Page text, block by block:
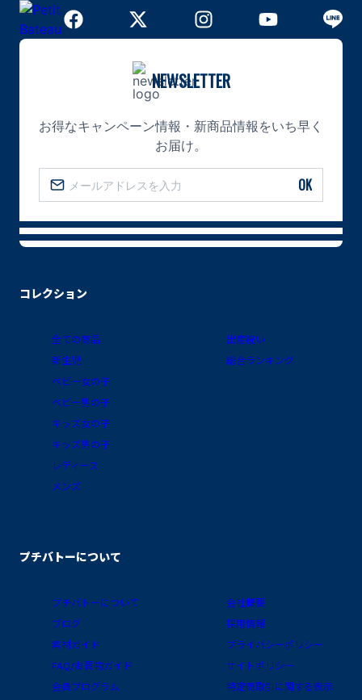
コレクション
全ての商品
新生児
ベビー女の子
ベビー男の子
キッズ女の子
キッズ男の子
レディース
メンズ
出産祝い
総合ランキング
プチバトーについて
プチバトーについて
ブログ
素材ガイド
FAQ/お買物ガイド
会員プログラム
会社概要
採用情報
プライバシーポリシー
サイトポリシー
特定商取引に関する表示
NEWSLETTER
お得なキャンペーン情報・新商品情報をいち早く
お届け。
OK